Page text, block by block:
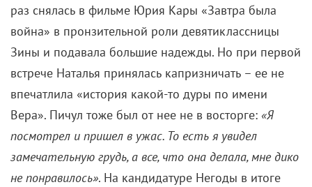
Пичул хотел, чтобы Веру сыграла Яна Поплавская.
Актриса прочитала сценарий, и роль ей очень